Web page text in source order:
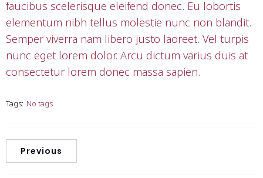
faucibus scelerisque eleifend donec. Eu lobortis
elementum nibh tellus molestie nunc non blandit.
Semper viverra nam libero justo laoreet. Vel turpis
nunc eget lorem dolor. Arcu dictum varius duis at
consectetur lorem donec massa sapien.
Tags: No tags
Previous